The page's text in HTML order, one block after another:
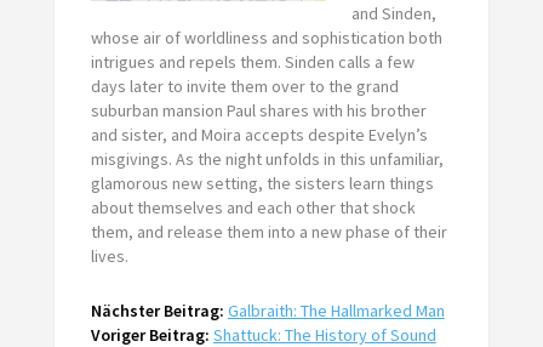
and Sinden,
whose air of worldliness and sophistication both
intrigues and repels them. Sinden calls a few
days later to invite them over to the grand
suburban mansion Paul shares with his brother
and sister, and Moira accepts despite Evelyn’s
misgivings. As the night unfolds in this unfamiliar,
glamorous new setting, the sisters learn things
about themselves and each other that shock
them, and release them into a new phase of their
lives.
Nächster Beitrag: Galbraith: The Hallmarked Man
Voriger Beitrag: Shattuck: The History of Sound